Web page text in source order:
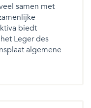
samen met
biedt
Leger des
algemene